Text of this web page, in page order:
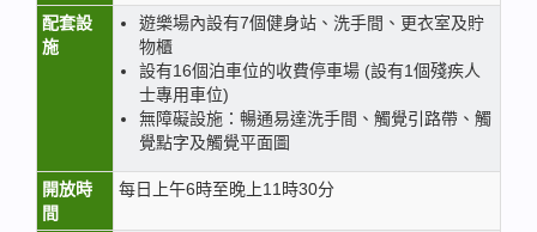
配套設
施
遊樂場內設有7個健身站、洗手間、更衣室及貯
物櫃
設有16個泊車位的收費停車場 (設有1個殘疾人
士專用車位)
無障礙設施：暢通易達洗手間、觸覺引路帶、觸
覺點字及觸覺平面圖
開放時
間
每日上午6時至晚上11時30分